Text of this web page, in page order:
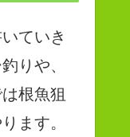
ていき
りや、
根魚狙
ます。